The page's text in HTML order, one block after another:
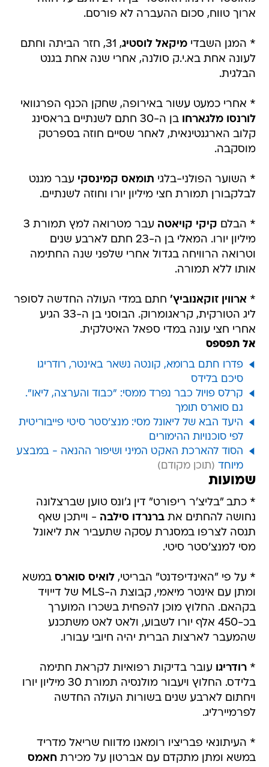
ארוך טווח, סכום ההעברה לא פורסם.
* המגן השבדימיקאל לוסטיג
, 31, חזר הביתה וחתם
לעונה אחת בא.י.ק סולנה, אחרי שנה אחת בגנט
הבלגית.
* אחרי כמעט עשור באירופה, שחקן הכנף הפרגוואי
לורנסו מלגארחו
בן ה-30 חתם לשנתיים בראסינג
קלוב הארגנטינאית, לאחר שסיים חוזה בספרטק
מוסקבה.
* השוער הפולני-בלגי תומאס קמינסקי עבר מגנט
לבלקבורן תמורת חצי מיליון יורו וחוזה לשנתיים.
* הבלם קיקי קויאטה
עבר מטרואה למץ תמורת 3
מיליון יורו. המאלי בן ה-23 חתם לארבע שנים
וטרואה הרוויחה בגדול אחרי שלפני שנה החתימה
אותו ללא תמורה.
* ארווין זוקאנוביץ' חתם במדי העולה החדשה לסופר
ליג הטורקית, קראגומרוק. הבוסני בן ה-33 הגיע
אחרי חצי עונה במדי ספאל האיטלקית.
אל תפספס
פדרו חתם ברומא, קונטה נשאר באינטר, רודריגו
סיכם בלידס
קרלס פויול כבר נפרד ממסי: "כבוד והערצה, ליאו".
גם סוארס תומך
היעד הבא של ליאונל מסי: מנצ'סטר סיטי פייבוריטית
לפי סוכנויות ההימורים
הסוד להארכת האקט המיני ושיפור ההנאה - במבצע
מיוחד
שמועות
* כתב "בליצ'ר ריפורט" דין ג'ונס טוען שברצלונה
נחושה להחתים אתברנרדו סילבה - וייתכן שאף
תנסה לצרפו במסגרת עסקה שתעביר את ליאונל
מסי למנצ'סטר סיטי.
* על פי "האינדיפדנט" הבריטי,לואיס סוארס במשא
ומתן עם אינטר מיאמי, קבוצת ה-MLS של דייויד
בקהאם. החלוץ מוכן להפחית בשכרו המוערך
בכ-450 אלף יורו לשבוע, ולאט לאט משתכנע
שהמעבר לארצות הברית יהיה חיובי עבורו.
*רודריגו עובר בדיקות רפואיות לקראת חתימה
בלידס. החלוץ ויעבור מולנסיה תמורת 30 מיליון יורו
ויחתום לארבע שנים בשורות העולה החדשה
לפרמיירליג.
* העיתונאי פבריציו רומאנו מדווח שריאל מדריד
במשא ומתן מתקדם עם אברטון על מכירתחאמס